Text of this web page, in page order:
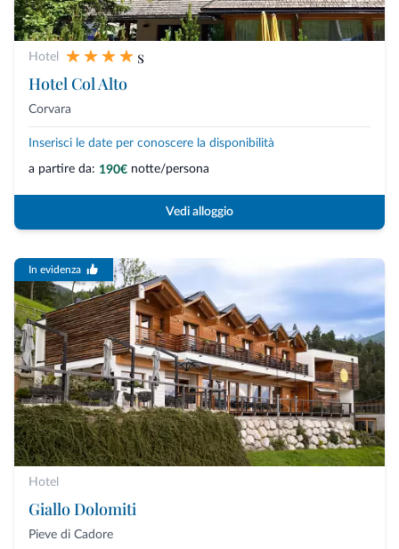
Hotel
s
Hotel Col Alto
Corvara
Inserisci le date per conoscere la disponibilità
a partire da: 190€ notte/persona
Vedi alloggio
In evidenza
Hotel
Giallo Dolomiti
Pieve di Cadore